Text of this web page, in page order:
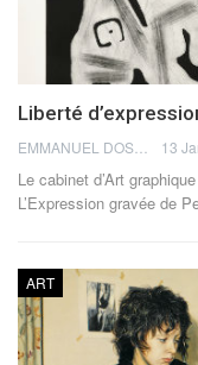
Liberté
13
Le cabinet d’Art
L’Expression gravée de
ART